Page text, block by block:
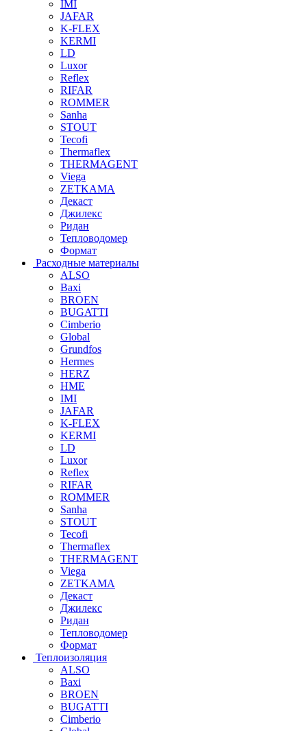
IMI
JAFAR
K-FLEX
KERMI
LD
Luxor
Reflex
RIFAR
ROMMER
Sanha
STOUT
Tecofi
Thermaflex
THERMAGENT
Viega
ZETKAMA
Декаст
Джилекс
Ридан
Тепловодомер
Формат
Расходные материалы
ALSO
Baxi
BROEN
BUGATTI
Cimberio
Global
Grundfos
Hermes
HERZ
HME
IMI
JAFAR
K-FLEX
KERMI
LD
Luxor
Reflex
RIFAR
ROMMER
Sanha
STOUT
Tecofi
Thermaflex
THERMAGENT
Viega
ZETKAMA
Декаст
Джилекс
Ридан
Тепловодомер
Формат
Теплоизоляция
ALSO
Baxi
BROEN
BUGATTI
Cimberio